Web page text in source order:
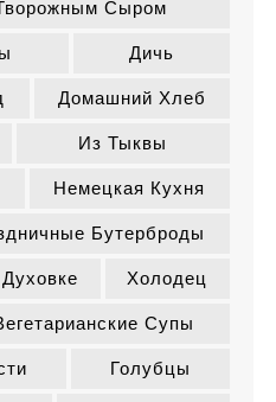
Сыром
Дичь
Домашний Хлеб
Из Тыквы
Немецкая Кухня
Бутерброды
Холодец
Супы
Голубцы